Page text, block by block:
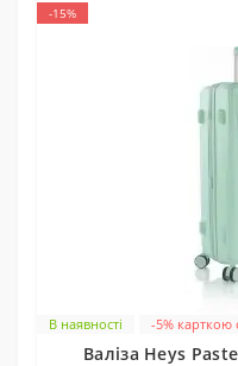
-15%
В наявності -5% карткою
Валіза Heys